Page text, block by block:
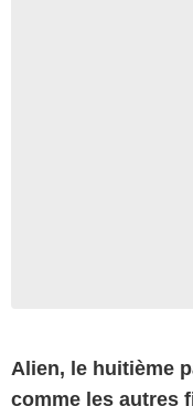
Alien, le huitième
comme les autres